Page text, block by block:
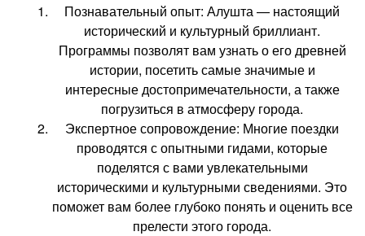
Познавательный опыт: Алушта — настоящий
исторический и культурный бриллиант.
Программы позволят вам узнать о его древней
истории, посетить самые значимые и
интересные достопримечательности, а также
погрузиться в атмосферу города.
Экспертное сопровождение: Многие поездки
проводятся с опытными гидами, которые
поделятся с вами увлекательными
историческими и культурными сведениями. Это
поможет вам более глубоко понять и оценить все
прелести этого города.